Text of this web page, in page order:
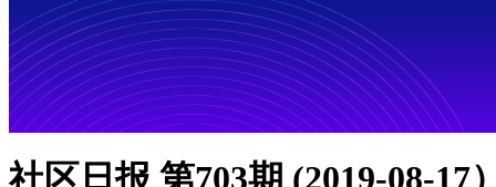
社区日报 第703期 (2019-08-17